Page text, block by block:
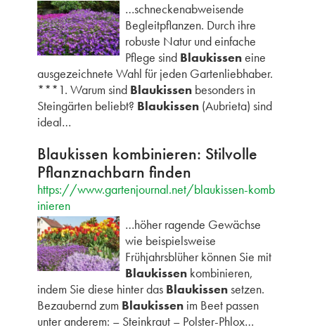
…schneckenabweisende
Begleitpflanzen. Durch ihre
robuste Natur und einfache
Pflege sind Blaukisseneine
ausgezeichnete Wahl für jeden Gartenliebhaber.
***1. Warum sind Blaukissenbesonders in
Steingärten beliebt? Blaukissen(Aubrieta) sind
ideal…
Blaukissen kombinieren: Stilvolle
Pflanznachbarn finden
https://www.gartenjournal.net/blaukissen-komb
inieren
…höher ragende Gewächse
wie beispielsweise
Frühjahrsblüher können Sie mit
Blaukissenkombinieren,
indem Sie diese hinter das Blaukissensetzen.
Bezaubernd zum Blaukissenim Beet passen
unter anderem: – Steinkraut – Polster-Phlox…